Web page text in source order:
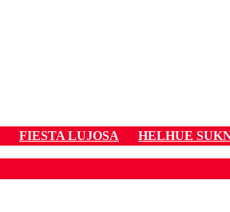
FIESTA LUJOSA HELHUE